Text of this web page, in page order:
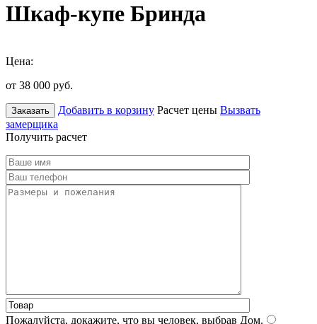
Шкаф-купе Бринда
Цена:
от 38 000 руб.
Заказать Добавить в корзину Расчет цены Вызвать
замерщика
Получить расчет
Пожалуйста, докажите, что вы человек, выбрав Дом.